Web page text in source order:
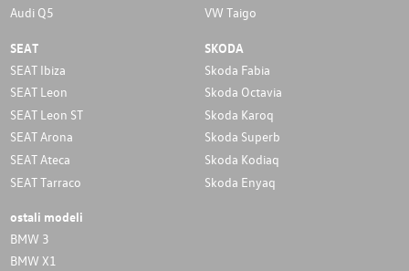
Audi Q5
VW Taigo
SEAT
SEAT Ibiza
SEAT Leon
SEAT Leon ST
SEAT Arona
SEAT Ateca
SEAT Tarraco
SKODA
Skoda Fabia
Skoda Octavia
Skoda Karoq
Skoda Superb
Skoda Kodiaq
Skoda Enyaq
ostali modeli
BMW 3
BMW X1